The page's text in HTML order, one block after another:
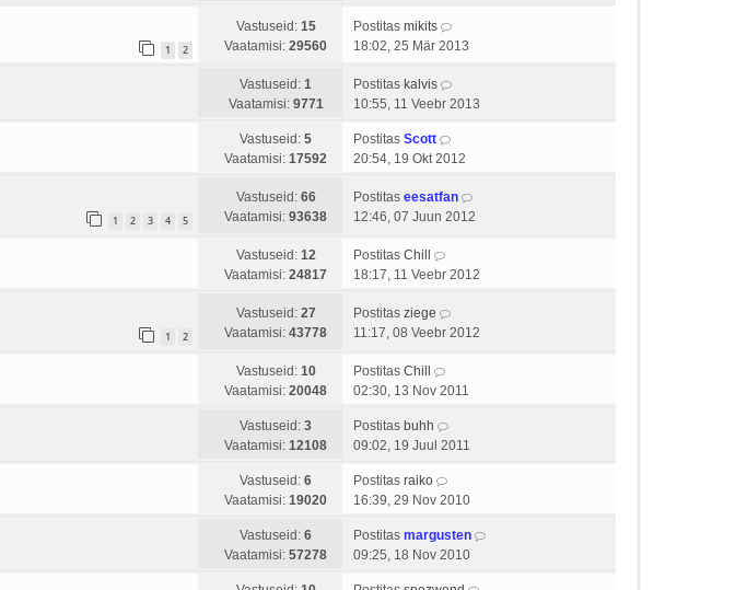
1 2
Vastuseid: 15
Vaatamisi: 29560
Postitas mikits
18:02, 25 Mär 2013
Vastuseid: 1
Vaatamisi: 9771
Postitas kalvis
10:55, 11 Veebr 2013
Vastuseid: 5
Vaatamisi: 17592
Postitas Scott
20:54, 19 Okt 2012
1 2 3 4 5
Vastuseid: 66
Vaatamisi: 93638
Postitas eesatfan
12:46, 07 Juun 2012
Vastuseid: 12
Vaatamisi: 24817
Postitas Chill
18:17, 11 Veebr 2012
1 2
Vastuseid: 27
Vaatamisi: 43778
Postitas ziege
11:17, 08 Veebr 2012
Vastuseid: 10
Vaatamisi: 20048
Postitas Chill
02:30, 13 Nov 2011
Vastuseid: 3
Vaatamisi: 12108
Postitas buhh
09:02, 19 Juul 2011
Vastuseid: 6
Vaatamisi: 19020
Postitas raiko
16:39, 29 Nov 2010
Vastuseid: 6
Vaatamisi: 57278
Postitas margusten
09:25, 18 Nov 2010